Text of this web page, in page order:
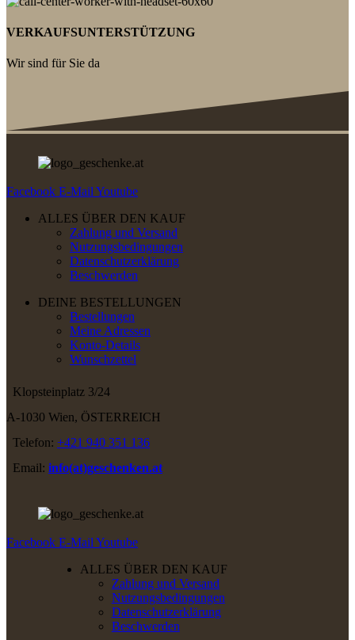
VERKAUFSUNTERSTÜTZUNG
Wir sind für Sie da
Facebook E-Mail Youtube
ALLES ÜBER DEN KAUF
Zahlung und Versand
Nutzungsbedingungen
Datenschutzerklärung
Beschwerden
DEINE BESTELLUNGEN
Bestellungen
Meine Adressen
Konto-Details
Wunschzettel
Klopsteinplatz 3/24
A-1030 Wien, ÖSTERREICH
Telefon: +421 940 351 136
Email: info(at)geschenken.at
Facebook E-Mail Youtube
ALLES ÜBER DEN KAUF
Zahlung und Versand
Nutzungsbedingungen
Datenschutzerklärung
Beschwerden